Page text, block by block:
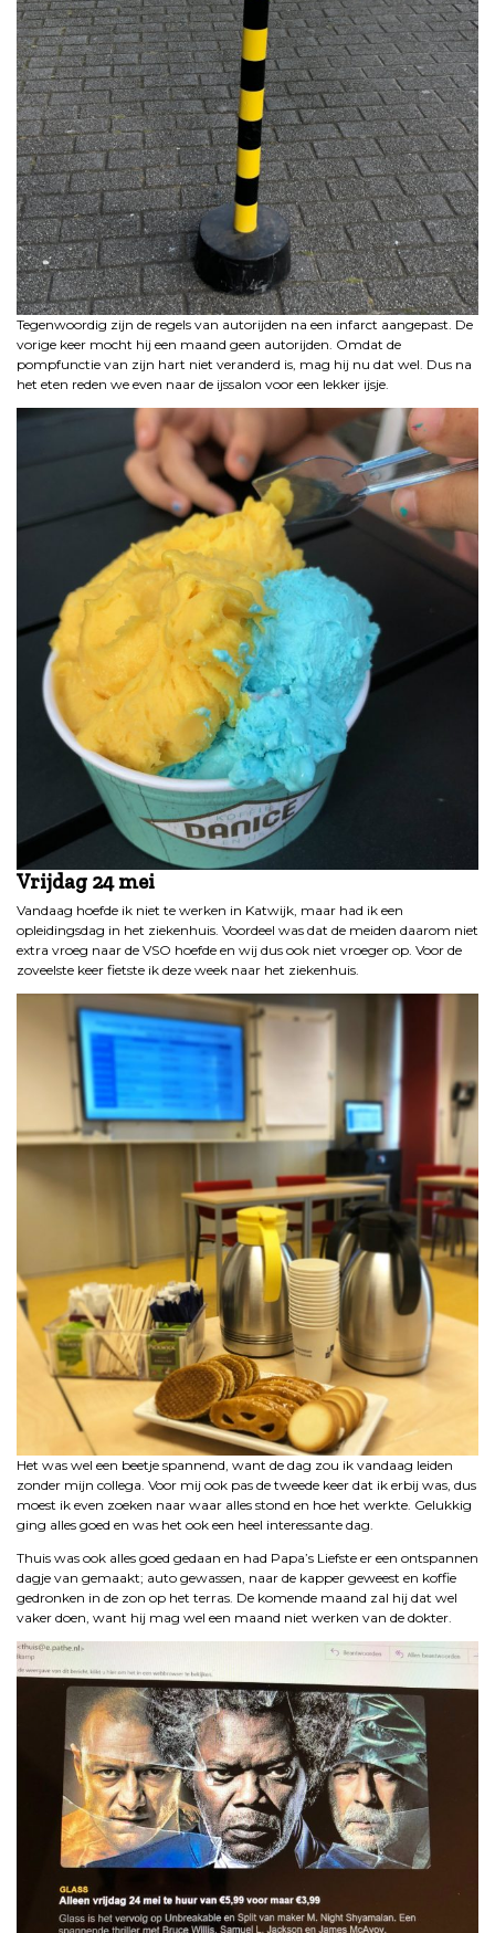
Tegenwoordig zijn de regels van autorijden na een infarct aangepast. De
vorige keer mocht hij een maand geen autorijden. Omdat de
pompfunctie van zijn hart niet veranderd is, mag hij nu dat wel. Dus na
het eten reden we even naar de ijssalon voor een lekker ijsje.
Vrijdag 24 mei
Vandaag hoefde ik niet te werken in Katwijk, maar had ik een
opleidingsdag in het ziekenhuis. Voordeel was dat de meiden daarom niet
extra vroeg naar de VSO hoefde en wij dus ook niet vroeger op. Voor de
zoveelste keer fietste ik deze week naar het ziekenhuis.
Het was wel een beetje spannend, want de dag zou ik vandaag leiden
zonder mijn collega. Voor mij ook pas de tweede keer dat ik erbij was, dus
moest ik even zoeken naar waar alles stond en hoe het werkte. Gelukkig
ging alles goed en was het ook een heel interessante dag.
Thuis was ook alles goed gedaan en had Papa’s Liefste er een ontspannen
dagje van gemaakt; auto gewassen, naar de kapper geweest en koffie
gedronken in de zon op het terras. De komende maand zal hij dat wel
vaker doen, want hij mag wel een maand niet werken van de dokter.